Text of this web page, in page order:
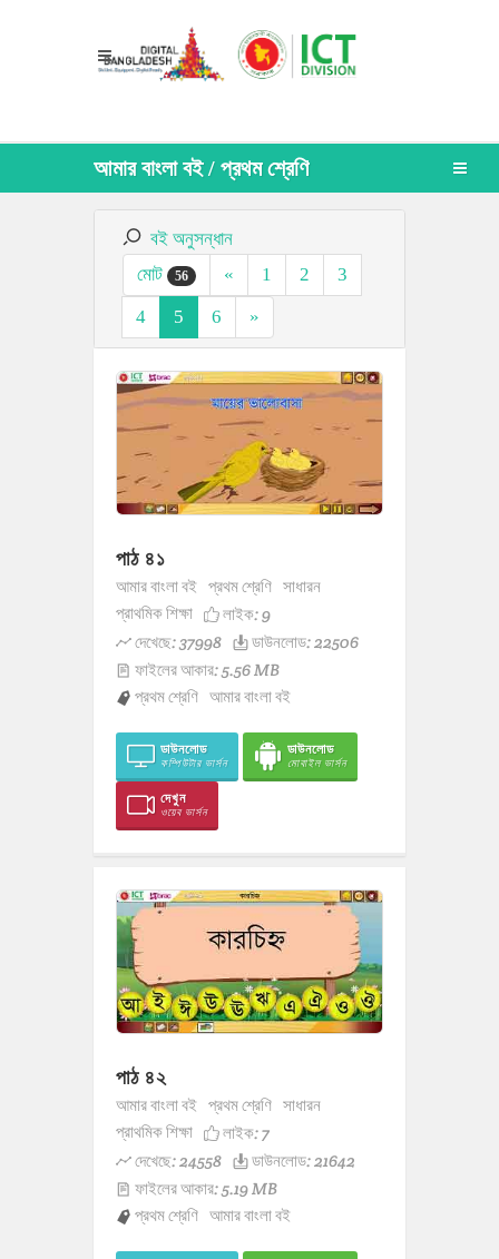
আমার বাংলা বই / প্রথম শ্রেণি
বই অনুসন্ধান
মোট
56 « 1 2
3
4
5 6 »
পাঠ ৪১
আমার বাংলা বই প্রথম শ্রেণি সাধারন
প্রাথমিক শিক্ষা
লাইক:9
দেখেছে: 37998
ডাউনলোড: 22506
ফাইলের আকার: 5.56 MB
প্রথম শ্রেণি আমার বাংলা বই
ডাউনলোড
কম্পিউটার ভার্সন
ডাউনলোড
মোবাইল ভার্সন
দেখুন
ওয়েব ভার্সন
পাঠ ৪২
আমার বাংলা বই প্রথম শ্রেণি সাধারন
প্রাথমিক শিক্ষা
লাইক:7
দেখেছে: 24558
ডাউনলোড: 21642
ফাইলের আকার: 5.19 MB
প্রথম শ্রেণি আমার বাংলা বই